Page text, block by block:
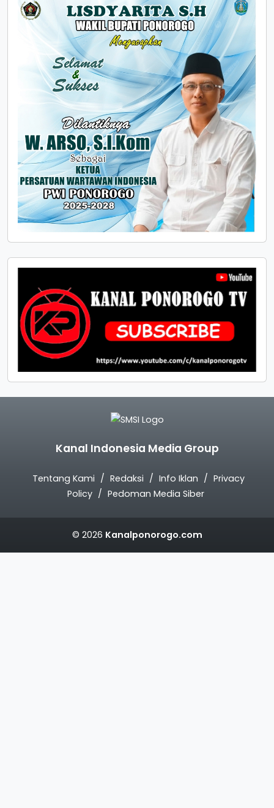
Kanal Indonesia Media Group
Tentang Kami Redaksi Info Iklan
Privacy
Policy
Pedoman Media Siber
© 2026 Kanalponorogo.com